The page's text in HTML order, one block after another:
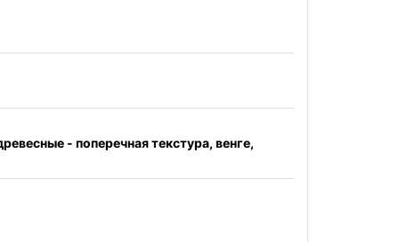
- поперечная текстура, венге,